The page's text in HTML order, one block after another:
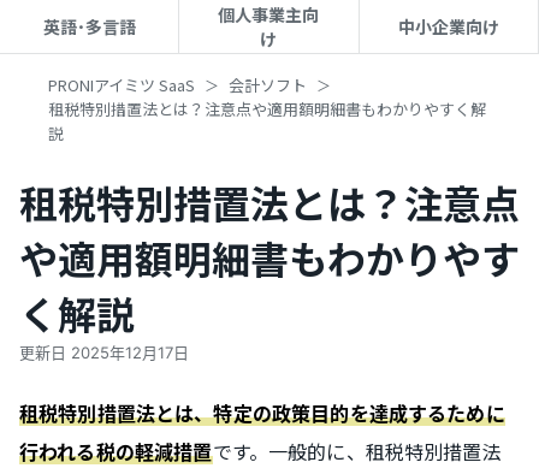
英語･多言語
個人事業主向
け
中小企業向け
PRONIアイミツ SaaS
会計ソフト
租税特別措置法とは？注意点や適用額明細書もわかりやすく解
説
租税特別措置法とは？注意点
や適用額明細書もわかりやす
く解説
更新日 2025年12月17日
租税特別措置法とは、特定の政策目的を達成するために
行われる税の軽減措置です。一般的に、租税特別措置法